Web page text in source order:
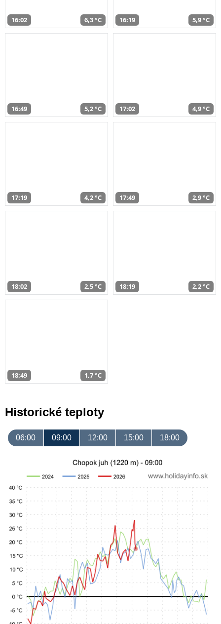
16:02 6,3 °C 16:19 5,9 °C
16:49 5,2 °C 17:02 4,9 °C
17:19 4,2 °C 17:49 2,9 °C
18:02 2,5 °C 18:19 2,2 °C
18:49 1,7 °C
Historické teploty
06:00 09:00 12:00 15:00 18:00